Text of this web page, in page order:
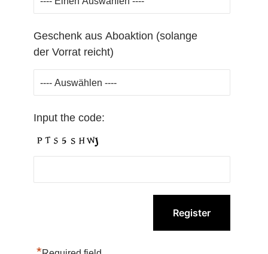
Geschenk aus Aboaktion (solange
der Vorrat reicht)
Input the code: